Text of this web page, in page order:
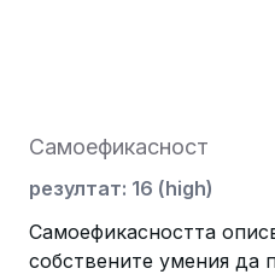
Самоефикасност
резултат: 16 (high)
Самоефикасността
собствените умения да